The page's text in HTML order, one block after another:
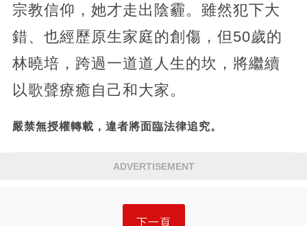
宗教信仰，她才走出陰霾。雖然犯下大
錯、也經歷原生家庭的創傷，但50歲的
林曉培，跨過一道道人生的坎，將繼續
以歌聲療癒自己和大家。
嚴禁無授權轉載，違者將面臨法律追究。
ADVERTISEMENT
下一頁